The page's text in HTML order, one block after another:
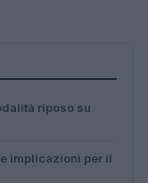
riposo su
implicazioni per il